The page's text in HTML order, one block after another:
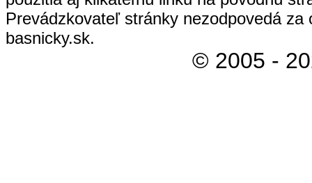
Prevádzkovateľ stránky nezodpovedá
basnicky.sk.
© 2005 -